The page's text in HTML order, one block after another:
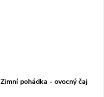
Zimní pohádka - ovocný čaj